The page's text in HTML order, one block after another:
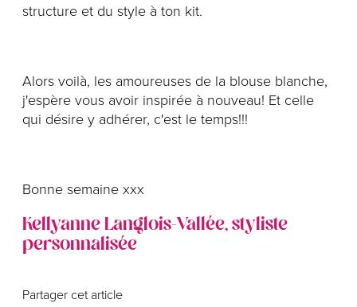
structure et du style à ton kit.
Alors voilà, les amoureuses de la blouse blanche,
j'espère vous avoir inspirée à nouveau! Et celle
qui désire y adhérer, c'est le temps!!!
Bonne semaine xxx
Kellyanne Langlois-Vallée, styliste
personnalisée
Partager cet article